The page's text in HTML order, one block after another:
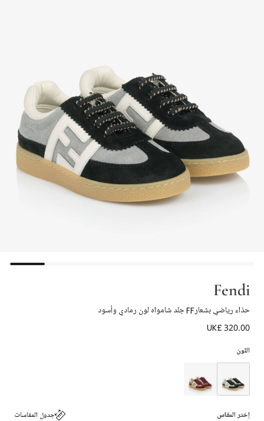
Fendi
حذاء رياضي بشعارFF جلد شامواه لون رمادي وأسود
UK£ 320.00
اللون
إختر المقاس جدول المقاسات